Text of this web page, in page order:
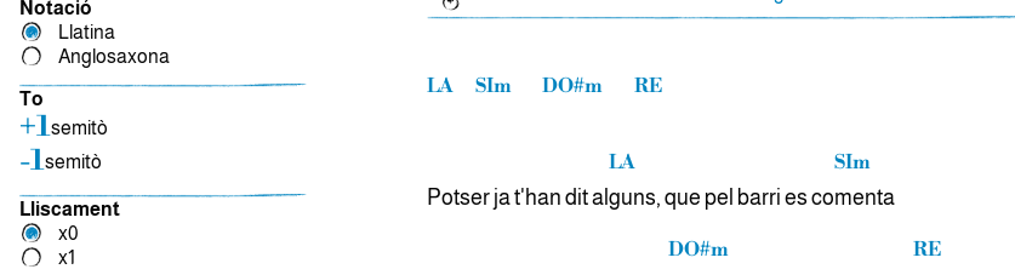
Notació
Llatina
Anglosaxona
To
+1semitò
-1semitò
Lliscament
x0
x1
LA SIm DO#m RE
Potser ja t'han dit al
LA
guns, que pel barri es co
SIm
menta
DO#m
RE